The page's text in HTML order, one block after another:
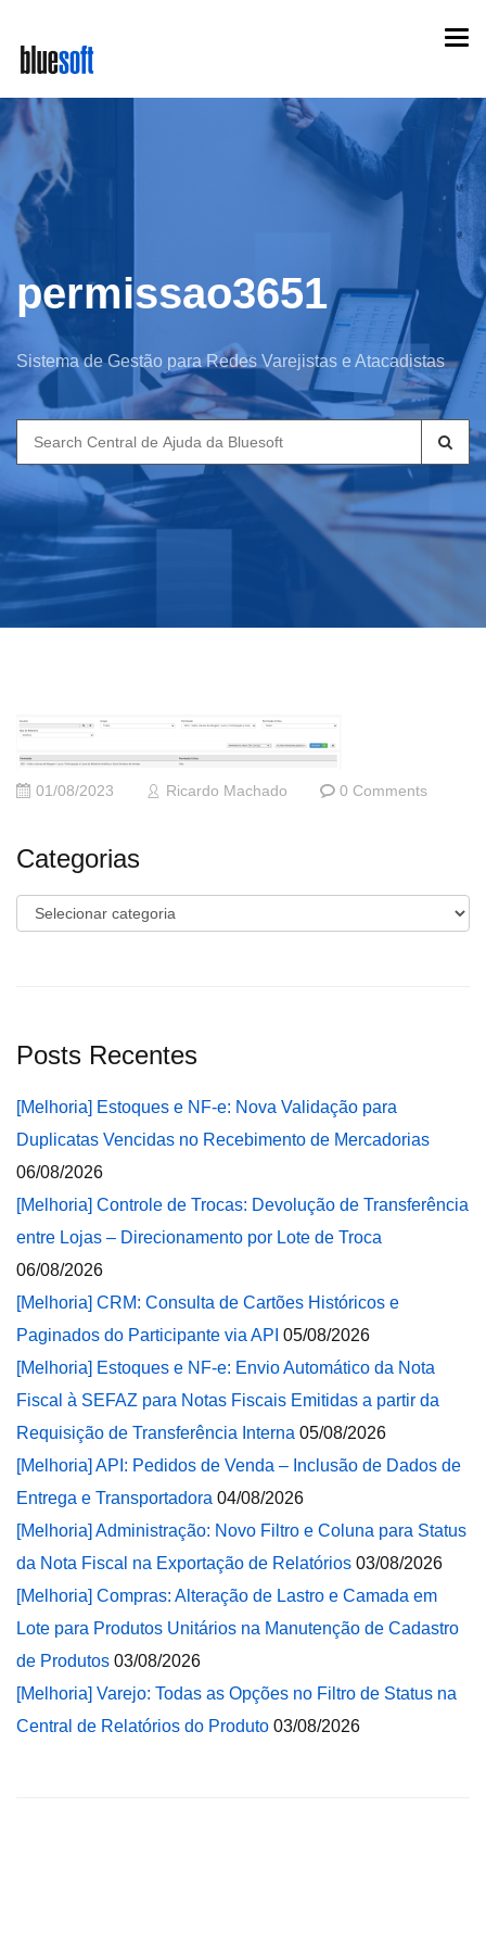
main
content
permissao3651
Sistema de Gestão para Redes Varejistas e Atacadistas
Search
for:
01/08/2023 Ricardo Machado 0 Comments
Categorias
Categorias
Posts Recentes
[Melhoria] Estoques e NF-e: Nova Validação para
Duplicatas Vencidas no Recebimento de Mercadorias
06/08/2026
[Melhoria] Controle de Trocas: Devolução de Transferência
entre Lojas – Direcionamento por Lote de Troca
06/08/2026
[Melhoria] CRM: Consulta de Cartões Históricos e
Paginados do Participante via API 05/08/2026
[Melhoria] Estoques e NF-e: Envio Automático da Nota
Fiscal à SEFAZ para Notas Fiscais Emitidas a partir da
Requisição de Transferência Interna 05/08/2026
[Melhoria] API: Pedidos de Venda – Inclusão de Dados de
Entrega e Transportadora 04/08/2026
[Melhoria] Administração: Novo Filtro e Coluna para Status
da Nota Fiscal na Exportação de Relatórios 03/08/2026
[Melhoria] Compras: Alteração de Lastro e Camada em
Lote para Produtos Unitários na Manutenção de Cadastro
de Produtos 03/08/2026
[Melhoria] Varejo: Todas as Opções no Filtro de Status na
Central de Relatórios do Produto 03/08/2026